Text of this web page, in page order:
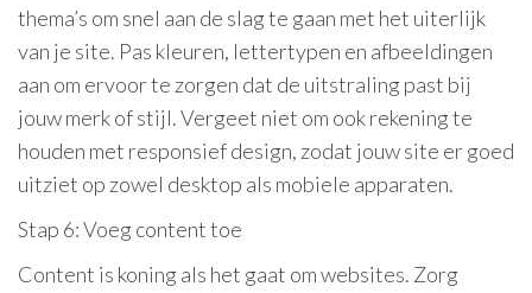
thema’s om snel aan de slag te gaan met het uiterlijk
van je site. Pas kleuren, lettertypen en afbeeldingen
aan om ervoor te zorgen dat de uitstraling past bij
jouw merk of stijl. Vergeet niet om ook rekening te
houden met responsief design, zodat jouw site er goed
uitziet op zowel desktop als mobiele apparaten.
Stap 6: Voeg content toe
Content is koning als het gaat om websites. Zorg